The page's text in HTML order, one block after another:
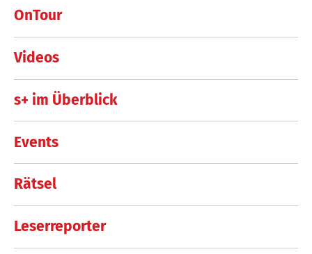
OnTour
Videos
s+ im Überblick
Events
Rätsel
Leserreporter